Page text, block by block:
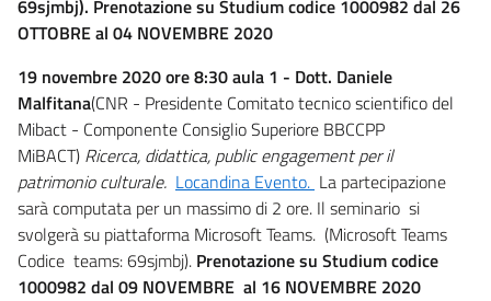
69sjmbj). Prenotazione su Studium codice 1000982 dal 26
OTTOBREal 04 NOVEMBRE 2020
19 novembre 2020 ore 8:30 aula 1 - Dott. Daniele
Malfitana(CNR - Presidente Comitato tecnico scientifico del
Mibact - Componente Consiglio Superiore BBCCPP
MiBACT) Ricerca, didattica, public engagement per il
patrimonio culturale. Locandina Evento. La partecipazione
sarà computata per un massimo di 2 ore. Il seminario si
svolgerà su piattaforma Microsoft Teams. (Microsoft Teams
Codice teams: 69sjmbj). Prenotazione su Studium codice
1000982 dal 09 NOVEMBRE al 16 NOVEMBRE 2020